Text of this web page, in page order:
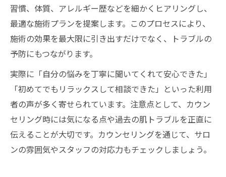
習慣、体質、アレルギー歴などを細かくヒアリングし、
最適な施術プランを提案します。このプロセスにより、
施術の効果を最大限に引き出すだけでなく、トラブルの
予防にもつながります。
実際に「自分の悩みを丁寧に聞いてくれて安心できた」
「初めてでもリラックスして相談できた」といった利用
者の声が多く寄せられています。注意点として、カウン
セリング時には気になる点や過去の肌トラブルを正直に
伝えることが大切です。カウンセリングを通じて、サロ
ンの雰囲気やスタッフの対応力もチェックしましょう。